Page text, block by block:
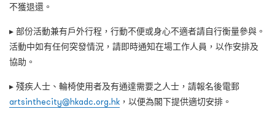
不獲退還。
▸ 部份活動兼有戶外行程，行動不便或身心不適者請自行衡量參與。
活動中如有任何突發情況，請即時通知在場工作人員，以作安排及
協助。
▸ 殘疾人士、輪椅使用者及有通達需要之人士，請報名後電郵
artsinthecity@hkadc.org.hk ，以便為閣下提供適切安排。